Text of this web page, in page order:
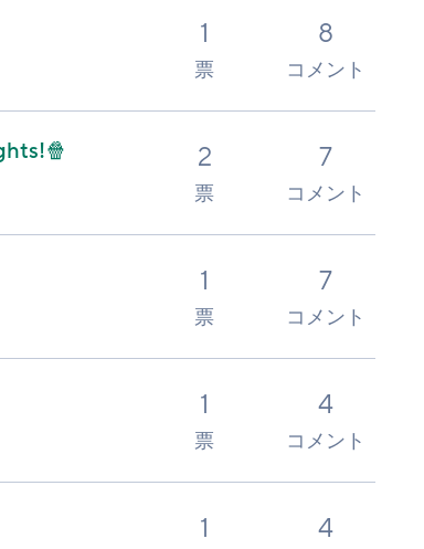
1
票
8
コメント
2
票
7
コメント
1
票
7
コメント
1
票
4
コメント
1 4